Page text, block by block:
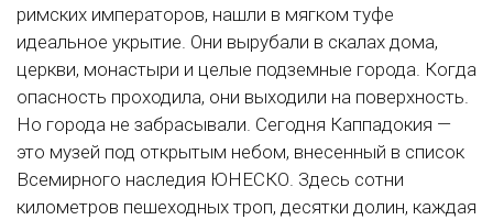
римских императоров, нашли в мягком туфе
идеальное укрытие. Они вырубали в скалах дома,
церкви, монастыри и целые подземные города. Когда
опасность проходила, они выходили на поверхность.
Но города не забрасывали. Сегодня Каппадокия —
это музей под открытым небом, внесенный в список
Всемирного наследия ЮНЕСКО. Здесь сотни
километров пешеходных троп, десятки долин, каждая